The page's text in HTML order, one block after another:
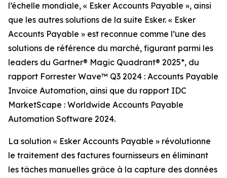
l’échelle mondiale, « Esker Accounts Payable », ainsi
que les autres solutions de la suite Esker. « Esker
Accounts Payable » est reconnue comme l’une des
solutions de référence du marché, figurant parmi les
leaders du Gartner® Magic Quadrant® 2025*, du
rapport Forrester Wave™ Q3 2024 : Accounts Payable
Invoice Automation, ainsi que du rapport IDC
MarketScape : Worldwide Accounts Payable
Automation Software 2024.
La solution « Esker Accounts Payable » révolutionne
le traitement des factures fournisseurs en éliminant
les tâches manuelles grâce à la capture des données